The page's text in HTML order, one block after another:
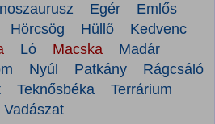
Egér
Emlős
Hörcsög Hüllő
Kedvenc
Ló Macska
Madár
Nyúl Patkány
Rágcsáló
Teknősbéka
Terrárium
Vadászat